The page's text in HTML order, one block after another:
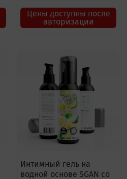
Цены доступны после
авторизации
Интимный гель на
водной основе SGAN со